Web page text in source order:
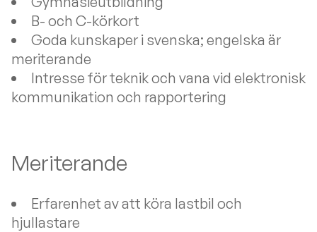
B- och C-körkort
Goda kunskaper i svenska; engelska är
meriterande
Intresse för teknik och vana vid elektronisk
kommunikation och rapportering
Meriterande
Erfarenhet av att köra lastbil och
hjullastare